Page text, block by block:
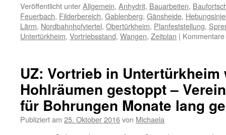
Veröffentlicht unterAllgemein, Anhydrit, Bauarbeiten,
Feuerbach, Filderbereich, Gablenberg, Gänsheide,
Lärm, Nordbahnhofviertel, Obertürkheim, Planfeststellung,
Untertürkheim, Vortriebsstand, Wangen, Zeitplan |
UZ: Vortrieb in Untertürkheim
Hohlräumen gestoppt –
für Bohrungen Monate lang
Publiziert am 25. Oktober 2016von Michaela